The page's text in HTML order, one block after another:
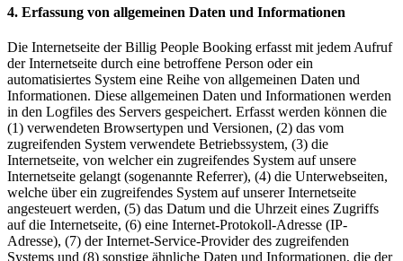
4. Erfassung von allgemeinen Daten und Informationen
Die Internetseite der Billig People Booking erfasst mit jedem Aufruf
der Internetseite durch eine betroffene Person oder ein
automatisiertes System eine Reihe von allgemeinen Daten und
Informationen. Diese allgemeinen Daten und Informationen werden
in den Logfiles des Servers gespeichert. Erfasst werden können die
(1) verwendeten Browsertypen und Versionen, (2) das vom
zugreifenden System verwendete Betriebssystem, (3) die
Internetseite, von welcher ein zugreifendes System auf unsere
Internetseite gelangt (sogenannte Referrer), (4) die Unterwebseiten,
welche über ein zugreifendes System auf unserer Internetseite
angesteuert werden, (5) das Datum und die Uhrzeit eines Zugriffs
auf die Internetseite, (6) eine Internet-Protokoll-Adresse (IP-
Adresse), (7) der Internet-Service-Provider des zugreifenden
Systems und (8) sonstige ähnliche Daten und Informationen, die der